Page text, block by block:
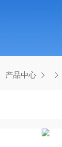
产品中心